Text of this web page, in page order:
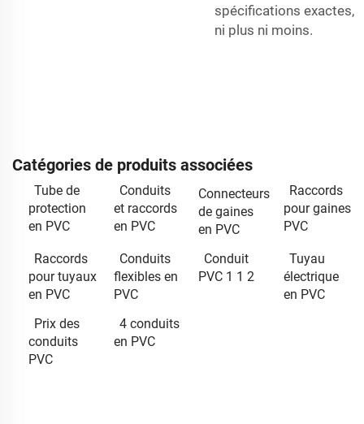
spécifications exactes,
ni plus ni moins.
Catégories de produits associées
Tube de
protection
en PVC
Conduits
et raccords
en PVC
Connecteurs
de gaines
en PVC
Raccords
pour gaines
PVC
Raccords
pour tuyaux
en PVC
Conduits
flexibles en
PVC
Conduit
PVC 1 1 2
Tuyau
électrique
en PVC
Prix des
conduits
PVC
4 conduits
en PVC